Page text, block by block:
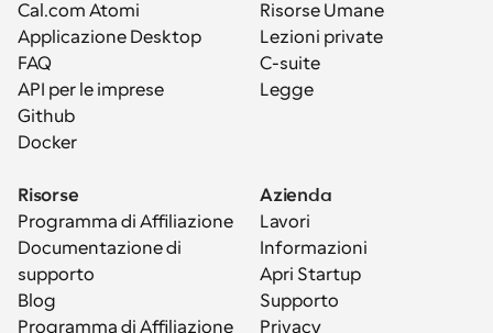
Cal.com Atomi
Applicazione Desktop
FAQ
API per le imprese
Github
Docker
Risorse Umane
Lezioni private
C-suite
Legge
Risorse
Programma di Affiliazione
Documentazione di
supporto
Blog
Programma di Affiliazione
Azienda
Lavori
Informazioni
Apri Startup
Supporto
Privacy